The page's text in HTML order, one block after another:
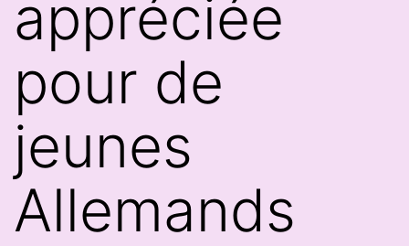
appréciée
pour de
jeunes
Allemands